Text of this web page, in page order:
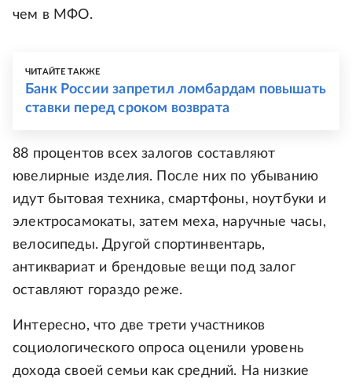
чем в МФО.
ЧИТАЙТЕ ТАКЖЕ
Банк России запретил ломбардам повышать
ставки перед сроком возврата
88 процентов всех залогов составляют
ювелирные изделия. После них по убыванию
идут бытовая техника, смартфоны, ноутбуки и
электросамокаты, затем меха, наручные часы,
велосипеды. Другой спортинвентарь,
антиквариат и брендовые вещи под залог
оставляют гораздо реже.
Интересно, что две трети участников
социологического опроса оценили уровень
дохода своей семьи как средний. На низкие